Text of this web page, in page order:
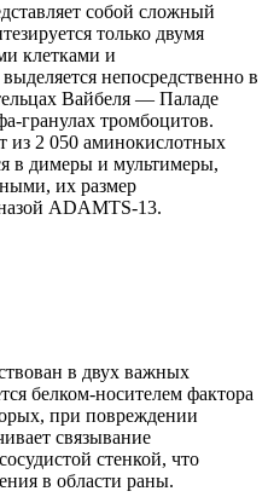
собой сложный
только двумя
клетками и
непосредственно в
Вайбеля — Паладе
гранулах тромбоцитов.
из 2 050 аминокислотных
в димеры и мультимеры,
их размер
ADAMTS-13.
в двух важных
белком-носителем фактора
при повреждении
связывание
стенкой, что
в области раны.